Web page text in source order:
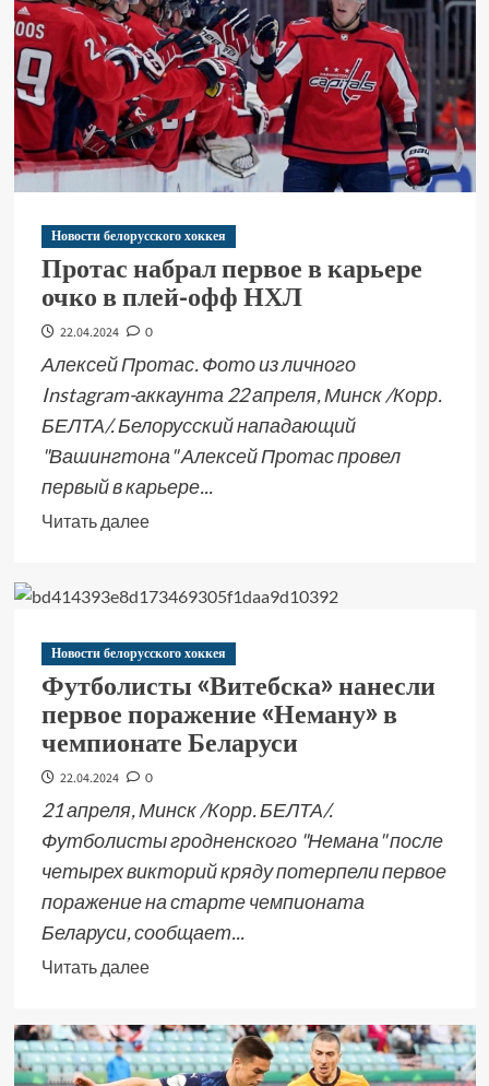
Новости белорусского хоккея
Протас набрал первое в карьере
очко в плей-офф НХЛ
22.04.2024 0
Алексей Протас. Фото из личного
Instagram-аккаунта 22 апреля, Минск /Корр.
БЕЛТА/. Белорусский нападающий
"Вашингтона" Алексей Протас провел
первый в карьере...
Читать далее
Новости белорусского хоккея
Футболисты «Витебска» нанесли
первое поражение «Неману» в
чемпионате Беларуси
22.04.2024 0
21 апреля, Минск /Корр. БЕЛТА/.
Футболисты гродненского "Немана" после
четырех викторий кряду потерпели первое
поражение на старте чемпионата
Беларуси, сообщает...
Читать далее